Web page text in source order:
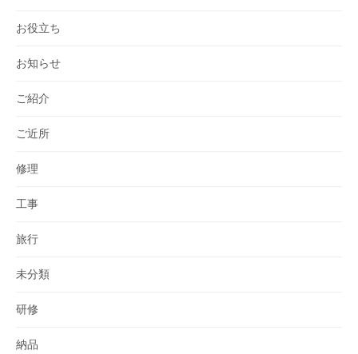
お役立ち
お知らせ
ご紹介
ご近所
修理
工事
旅行
未分類
研修
納品